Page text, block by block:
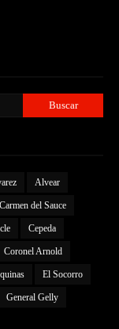
Alvear
Carmen del Sauce
Cepeda
Coronel Arnold
El Socorro
General Gelly